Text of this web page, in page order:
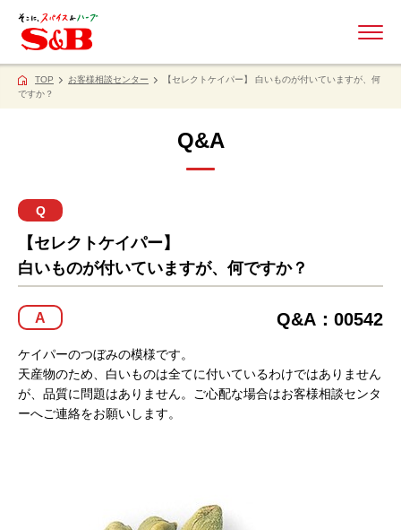
TOP お客様相談センター
【セレクトケイパー】 白いものが付いていますが、何
ですか？
Q&A
Q
【セレクトケイパー】
白いものが付いていますが、何ですか？
Q&A：00542
A
ケイパーのつぼみの模様です。
天産物のため、白いものは全てに付いているわけではありません
が、品質に問題はありません。ご心配な場合はお客様相談センタ
ーへご連絡をお願いします。